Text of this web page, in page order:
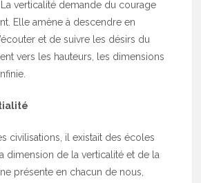
verticalité demande du courage
Elle amène à descendre en
et de suivre les désirs du
vers les hauteurs, les dimensions
civilisations, il existait des écoles
dimension de la verticalité et de la
présente en chacun de nous,